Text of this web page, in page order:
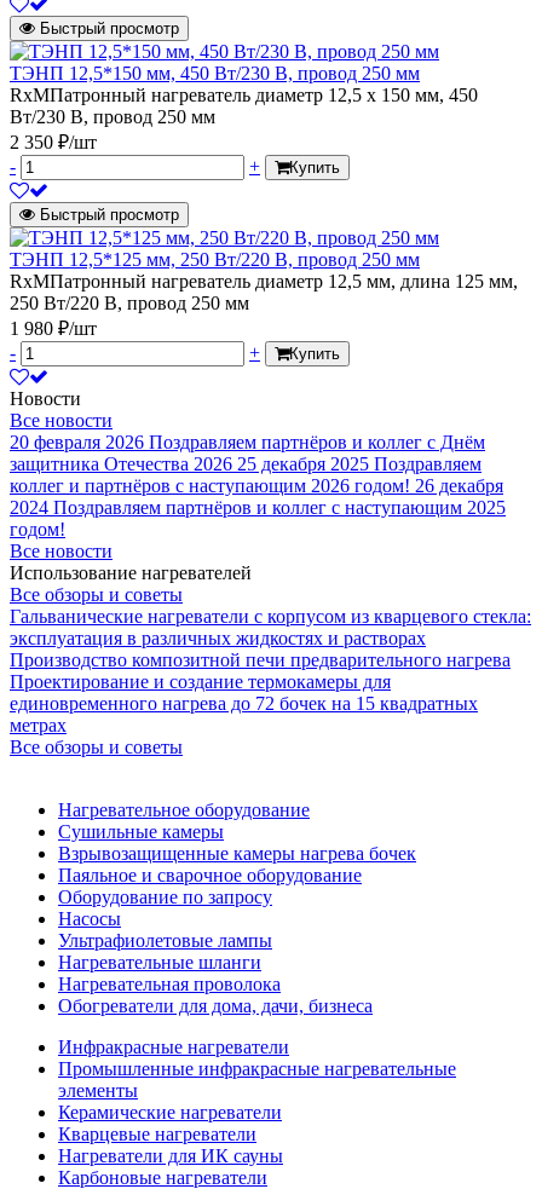
Быстрый просмотр
ТЭНП 12,5*150 мм, 450 Вт/230 В, провод 250 мм
RxMПатронный нагреватель диаметр 12,5 х 150 мм, 450
Вт/230 В, провод 250 мм
2 350 ₽/шт
-
+ Купить
Быстрый просмотр
ТЭНП 12,5*125 мм, 250 Вт/220 В, провод 250 мм
RxMПатронный нагреватель диаметр 12,5 мм, длина 125 мм,
250 Вт/220 В, провод 250 мм
1 980 ₽/шт
-
+ Купить
Новости
Все новости
20 февраля 2026 Поздравляем партнёров и коллег с Днём
защитника Отечества 2026 25 декабря 2025 Поздравляем
коллег и партнёров с наступающим 2026 годом! 26 декабря
2024 Поздравляем партнёров и коллег с наступающим 2025
годом!
Все новости
Использование нагревателей
Все обзоры и советы
Гальванические нагреватели с корпусом из кварцевого стекла:
эксплуатация в различных жидкостях и растворах
Производство композитной печи предварительного нагрева
Проектирование и создание термокамеры для
единовременного нагрева до 72 бочек на 15 квадратных
метрах
Все обзоры и советы
Нагревательное оборудование
Сушильные камеры
Взрывозащищенные камеры нагрева бочек
Паяльное и сварочное оборудование
Оборудование по запросу
Насосы
Ультрафиолетовые лампы
Нагревательные шланги
Нагревательная проволока
Обогреватели для дома, дачи, бизнеса
Инфракрасные нагреватели
Промышленные инфракрасные нагревательные
элементы
Керамические нагреватели
Кварцевые нагреватели
Нагреватели для ИК сауны
Карбоновые нагреватели